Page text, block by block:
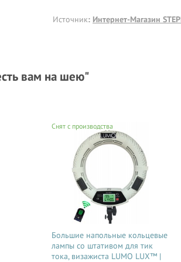
Источник: Интернет-Магазин
вам на шею"
Снят с производства
Большие напольные кольцевые
лампы со штативом для тик
тока, визажиста LUMO LUX™ |